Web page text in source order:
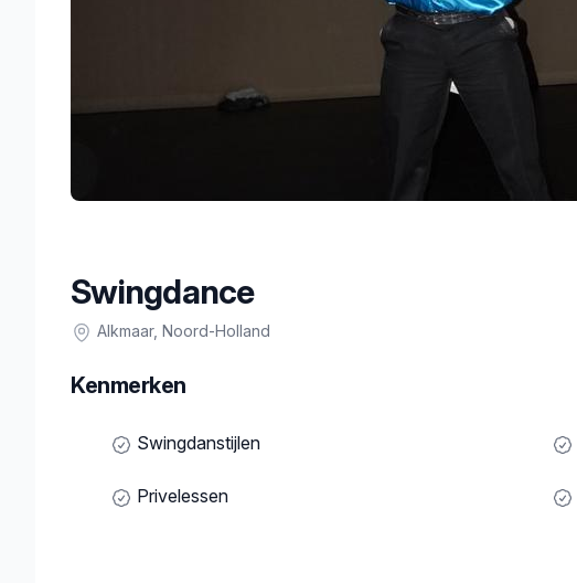
Swingdance
Alkmaar, Noord-Holland
Kenmerken
Swingdanstijlen
Privelessen